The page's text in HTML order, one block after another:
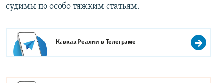
судимы по особо тяжким статьям.
Кавказ.Реалии вТелеграме